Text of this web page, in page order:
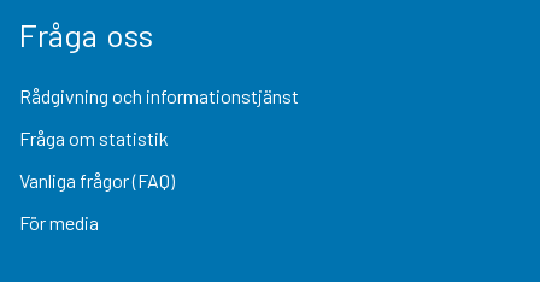
Fråga oss
Rådgivning och informationstjänst
Fråga om statistik
Vanliga frågor (FAQ)
För media